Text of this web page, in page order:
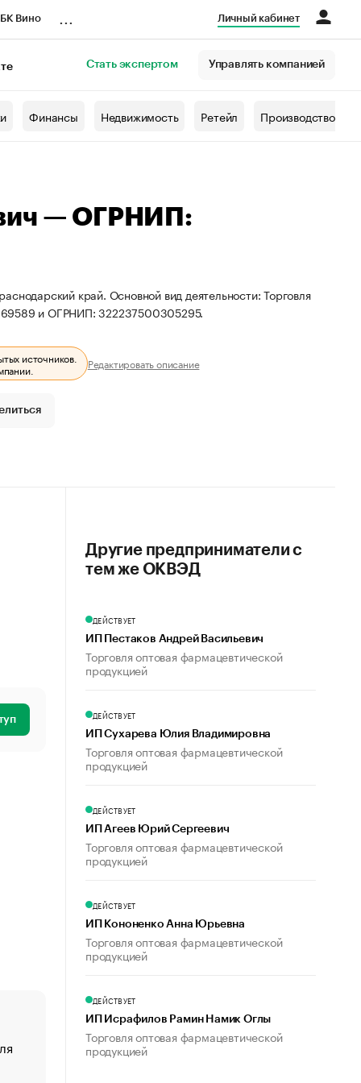
Вино Личный кабинет
Стать экспертом Управлять компанией
Финансы Недвижимость Ретейл Производство
— ОГРНИП:
край. Основной вид деятельности: Торговля
и ОГРНИП: 322237500305295.
источников.
Редактировать описание
«От спорта тело стареет иначе». Как живет глава
создавшей GTA
Другие предприниматели с
тем же ОКВЭД
ДЕЙСТВУЕТ
ИП Пестаков Андрей Васильевич
Торговля оптовая фармацевтической
продукцией
ДЕЙСТВУЕТ
ИП Сухарева Юлия Владимировна
Торговля оптовая фармацевтической
продукцией
ДЕЙСТВУЕТ
ИП Агеев Юрий Сергеевич
Торговля оптовая фармацевтической
продукцией
ДЕЙСТВУЕТ
ИП Кононенко Анна Юрьевна
Торговля оптовая фармацевтической
продукцией
ДЕЙСТВУЕТ
ИП Исрафилов Рамин Намик Оглы
Торговля оптовая фармацевтической
продукцией